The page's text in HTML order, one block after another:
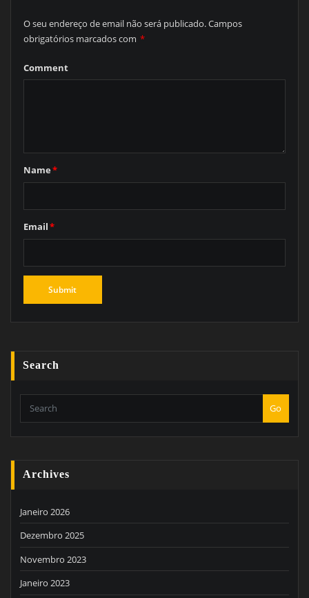
O seu endereço de email não será publicado.Campos
obrigatórios marcados com *
Comment
Name*
Email*
Search
Go
Archives
Janeiro 2026
Dezembro 2025
Novembro 2023
Janeiro 2023